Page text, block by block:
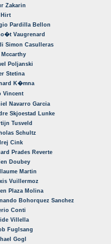
Zakarin
Pardilla Bellon
Vaugrenard
Simon Casulleras
Mccarthy
Poljanski
Stetina
K�mna
Vincent
Navarro Garcia
Skjoestad Lunke
Tusveld
Schultz
Cink
Prades Reverte
Doubey
Martin
Vuillermoz
Plaza Molina
Bohorquez Sanchez
Conti
Villella
Fuglsang
Gogl